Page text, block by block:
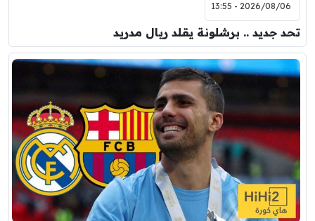
2026/08/06 - 13:55
تحد جديد .. برشلونة يقلد ريال مدريد